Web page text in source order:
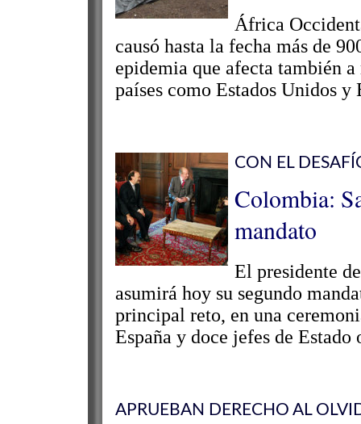
África
causó hasta la fecha más de
epidemia que afecta también
países como Estados Unidos y
CON EL
Colombia:
mandato
El presidente
asumirá hoy su segundo
principal reto, en una
España y doce jefes de Estado
APRUEBAN DERECHO AL